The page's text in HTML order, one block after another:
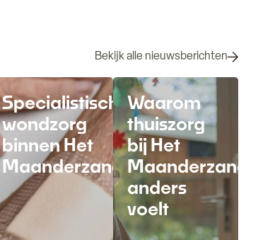
Bekijk alle nieuwsberichten
Specialistische
wondzorg
binnen Het
Maanderzand
Waarom
thuiszorg
bij Het
Maanderzand
anders
voelt